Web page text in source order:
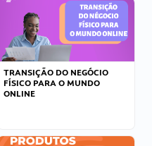
TRANSIÇÃO DO NEGÓCIO
FÍSICO PARA O MUNDO
ONLINE